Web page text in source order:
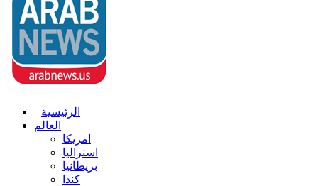
الرئيسية
العالم
امريكا
استراليا
بريطانيا
كندا